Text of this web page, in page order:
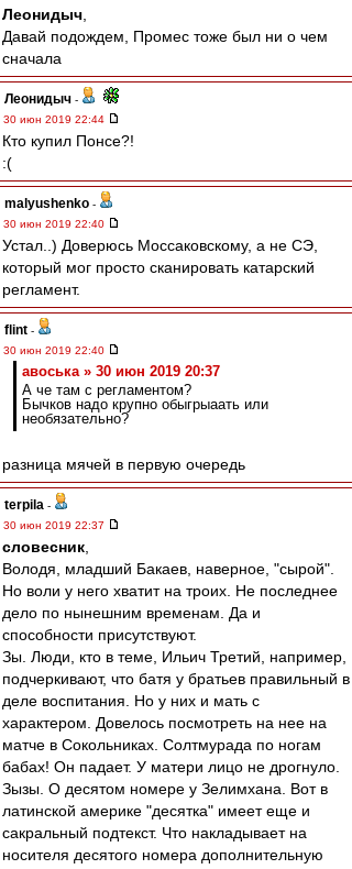
Леонидыч
Давай подождем, Промес тоже был ни о чем
сначала
Леонидыч -
30 июн 2019 22:44
Кто купил Понсе?!
:(
malyushenko -
30 июн 2019 22:40
Устал..) Доверюсь Моссаковскому, а не СЭ,
который мог просто сканировать катарский
регламент.
flint -
30 июн 2019 22:40
авоська » 30 июн 2019 20:37
А че там с регламентом?
Бычков надо крупно обыгрыаать или
необязательно?
разница мячей в первую очередь
terpila -
30 июн 2019 22:37
словесник
Володя, младший Бакаев, наверное, "сырой".
Но воли у него хватит на троих. Не последнее
дело по нынешним временам. Да и
способности присутствуют.
Зы. Люди, кто в теме, Ильич Третий, например,
подчеркивают, что батя у братьев правильный в
деле воспитания. Но у них и мать с
характером. Довелось посмотреть на нее на
матче в Сокольниках. Солтмурада по ногам
бабах! Он падает. У матери лицо не дрогнуло.
Зызы. О десятом номере у Зелимхана. Вот в
латинской америке "десятка" имеет еще и
сакральный подтекст. Что накладывает на
носителя десятого номера дополнительную